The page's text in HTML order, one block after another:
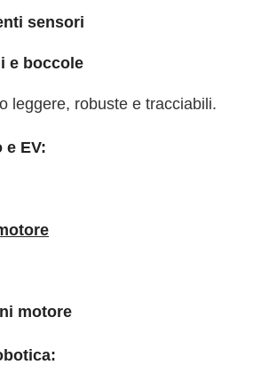
sensori
e boccole
leggere, robuste e tracciabili.
EV:
motore